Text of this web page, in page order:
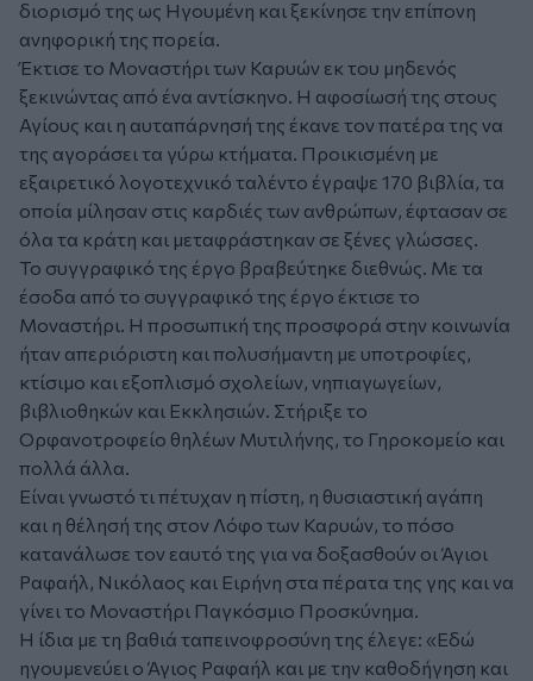
διορισμό της ως Ηγουμένη και ξεκίνησε την επίπονη
ανηφορική της πορεία.
Έκτισε το Μοναστήρι των Καρυών εκ του μηδενός
ξεκινώντας από ένα αντίσκηνο. Η αφοσίωσή της στους
Αγίους και η αυταπάρνησή της έκανε τον πατέρα της να
της αγοράσει τα γύρω κτήματα. Προικισμένη με
εξαιρετικό λογοτεχνικό ταλέντο έγραψε 170 βιβλία, τα
οποία μίλησαν στις καρδιές των ανθρώπων, έφτασαν σε
όλα τα κράτη και μεταφράστηκαν σε ξένες γλώσσες.
Το συγγραφικό της έργο βραβεύτηκε διεθνώς. Με τα
έσοδα από το συγγραφικό της έργο έκτισε το
Μοναστήρι. Η προσωπική της προσφορά στην κοινωνία
ήταν απεριόριστη και πολυσήμαντη με υποτροφίες,
κτίσιμο και εξοπλισμό σχολείων, νηπιαγωγείων,
βιβλιοθηκών και Εκκλησιών. Στήριξε το
Ορφανοτροφείο θηλέων Μυτιλήνης, το Γηροκομείο και
πολλά άλλα.
Είναι γνωστό τι πέτυχαν η πίστη, η θυσιαστική αγάπη
και η θέλησή της στον Λόφο των Καρυών, το πόσο
κατανάλωσε τον εαυτό της για να δοξασθούν οι Άγιοι
Ραφαήλ, Νικόλαος και Ειρήνη στα πέρατα της γης και να
γίνει το Μοναστήρι Παγκόσμιο Προσκύνημα.
Η ίδια με τη βαθιά ταπεινοφροσύνη της έλεγε: «Εδώ
ηγουμενεύει ο Άγιος Ραφαήλ και με την καθοδήγηση και